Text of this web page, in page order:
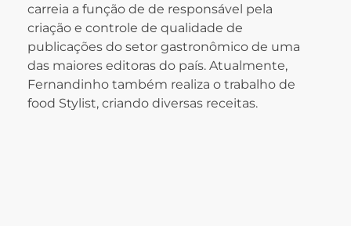
carreia a função de de responsável pela
criação e controle de qualidade de
publicações do setor gastronômico de uma
das maiores editoras do país. Atualmente,
Fernandinho também realiza o trabalho de
food Stylist, criando diversas receitas.